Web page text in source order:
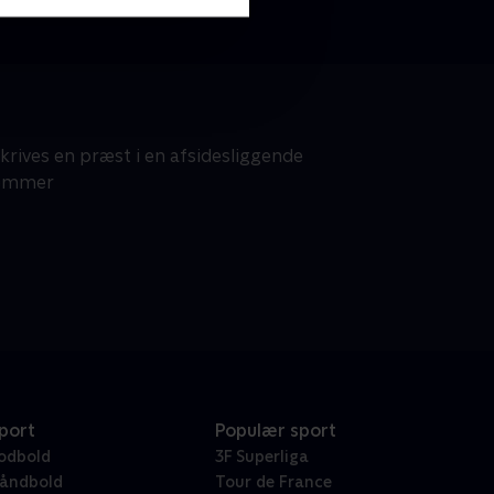
en præst i en afsidesliggende
Populær sport
3F Superliga
Tour de France